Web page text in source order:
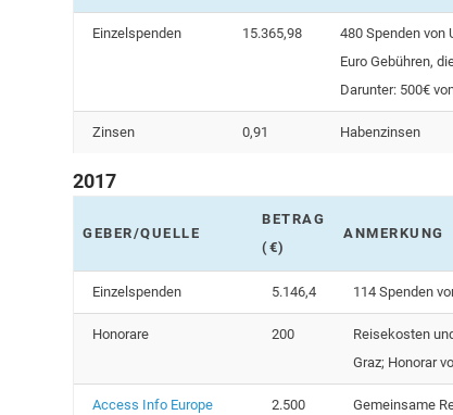
Einzelspenden 15.365,98
480 Spenden von
Euro Gebühren,
Darunter: 500€
Zinsen 0,91 Habenzinsen
2017
GEBER/QUELLE
BETRAG
(€)
ANMERKUNG
Einzelspenden 5.146,4 114 Spenden
Honorare 200
Reisekosten
Graz; Honorar
Access Info Europe 2.500 Gemeinsame